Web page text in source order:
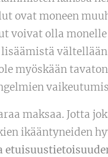
ovat moneen
voivat olla
myöskään
maksaa. Jotta
ikääntyneiden